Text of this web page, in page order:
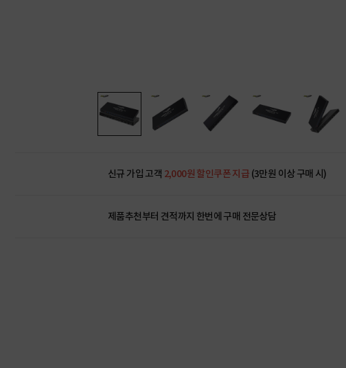
신규 가입 고객 2,000원 할인쿠폰 지급 (3만원 이상 구매 시)
제품추천부터 견적까지 한번에 구매 전문상담